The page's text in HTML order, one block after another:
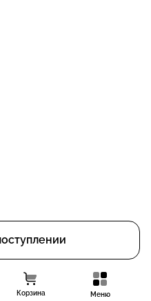
Корзина Меню